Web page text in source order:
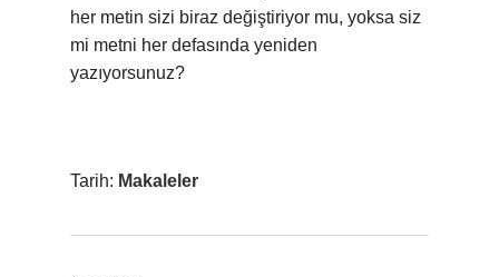
her metin sizi biraz değiştiriyor mu, yoksa siz
mi metni her defasında yeniden
yazıyorsunuz?
Tarih: Makaleler